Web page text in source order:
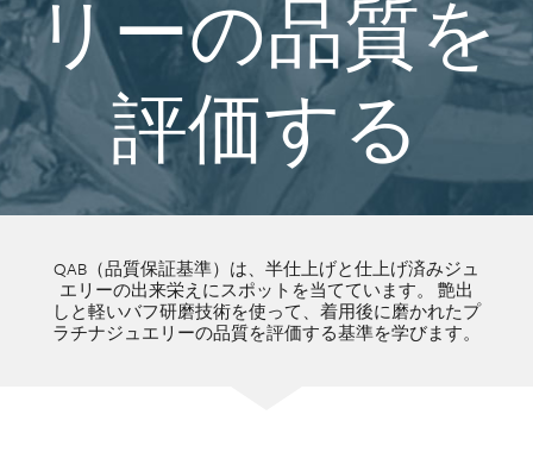
リーの品質を
評価する
QAB（品質保証基準）は、半仕上げと仕上げ済みジュ
エリーの出来栄えにスポットを当てています。 艶出
しと軽いバフ研磨技術を使って、着用後に磨かれたプ
ラチナジュエリーの品質を評価する基準を学びます。